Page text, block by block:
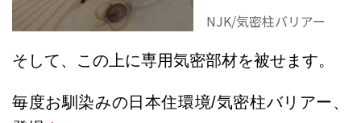
NJK/気密柱バリアー
そして、この上に専用気密部材を被せます。
毎度お馴染みの日本住環境/気密柱バリアー、